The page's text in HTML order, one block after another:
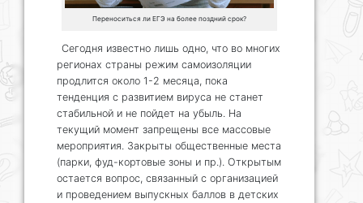
Переноситься ли ЕГЭ на более поздний срок?
Сегодня известно лишь одно, что во многих
регионах страны режим самоизоляции
продлится около 1-2 месяца, пока
тенденция с развитием вируса не станет
стабильной и не пойдет на убыль. На
текущий момент запрещены все массовые
мероприятия. Закрыты общественные места
(парки, фуд-кортовые зоны и пр.). Открытым
остается вопрос, связанный с организацией
и проведением выпускных баллов в детских